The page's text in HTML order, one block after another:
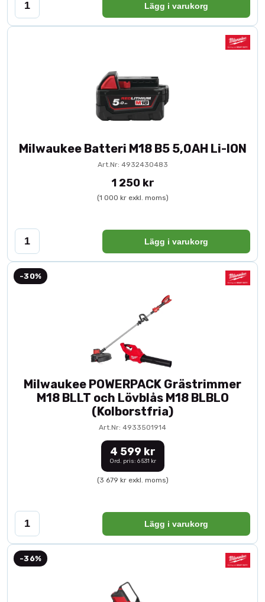
Lägg i varukorg
Milwaukee Batteri M18 B5 5,0AH Li-ION
Art.Nr: 4932430483
1 250 kr
(1 000 kr exkl. moms)
Lägg i varukorg
-30%
Milwaukee POWERPACK Grästrimmer
M18 BLLT och Lövblås M18 BLBLO
(Kolborstfria)
Art.Nr: 4933501914
4 599 kr
Ord. pris: 6 531 kr
(3 679 kr exkl. moms)
Lägg i varukorg
-36%